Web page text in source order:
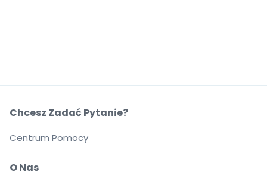
O Nas
Chcesz Zadać Pytanie?
Centrum Pomocy